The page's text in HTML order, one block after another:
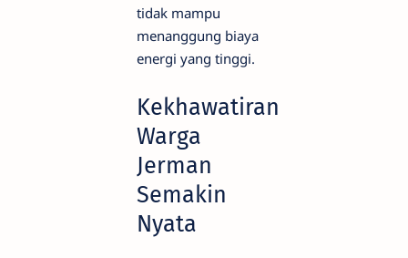
tidak mampu
menanggung biaya
energi yang tinggi.
Kekhawatiran
Warga
Jerman
Semakin
Nyata